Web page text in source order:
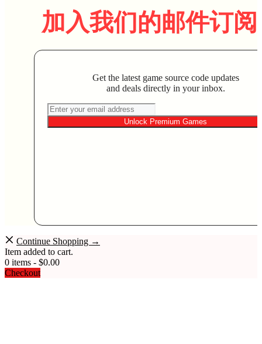
加入我们的邮件订阅
Get the latest game source code updates
and deals directly in your inbox.
Unlock Premium Games
Continue Shopping →
Item added to cart.
0 items - $0.00
Checkout